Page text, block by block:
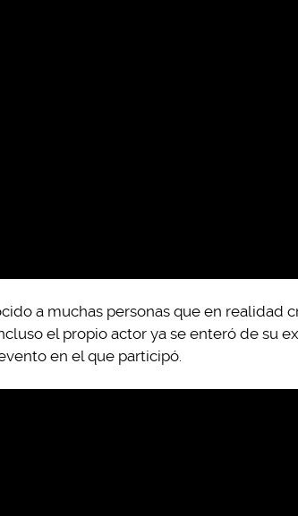
a muchas personas que en realidad
el propio actor ya se enteró de su
en el que participó.